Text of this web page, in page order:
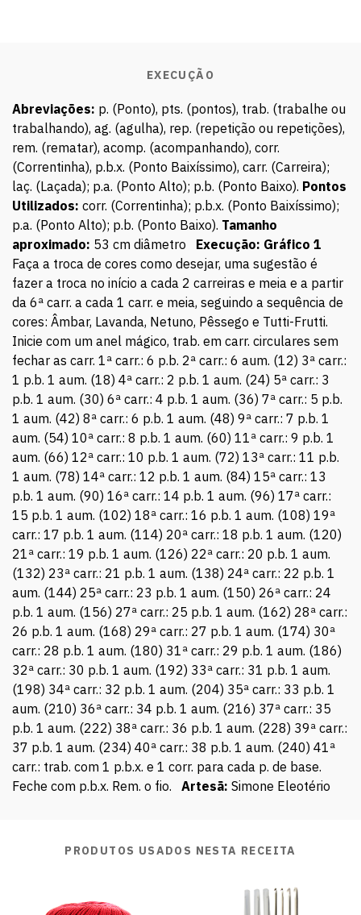
EXECUÇÃO
Abreviações: p. (Ponto), pts. (pontos), trab. (trabalhe ou
trabalhando), ag. (agulha), rep. (repetição ou repetições),
rem. (rematar), acomp. (acompanhando), corr.
(Correntinha), p.b.x. (Ponto Baixíssimo), carr. (Carreira);
laç. (Laçada); p.a. (Ponto Alto); p.b. (Ponto Baixo). Pontos
Utilizados: corr. (Correntinha); p.b.x. (Ponto Baixíssimo);
p.a. (Ponto Alto); p.b. (Ponto Baixo). Tamanho
aproximado: 53 cm diâmetro Execução: Gráfico 1
Faça a troca de cores como desejar, uma sugestão é
fazer a troca no início a cada 2 carreiras e meia e a partir
da 6ª carr. a cada 1 carr. e meia, seguindo a sequência de
cores: Âmbar, Lavanda, Netuno, Pêssego e Tutti-Frutti.
Inicie com um anel mágico, trab. em carr. circulares sem
fechar as carr. 1ª carr.: 6 p.b. 2ª carr.: 6 aum. (12) 3ª carr.:
1 p.b. 1 aum. (18) 4ª carr.: 2 p.b. 1 aum. (24) 5ª carr.: 3
p.b. 1 aum. (30) 6ª carr.: 4 p.b. 1 aum. (36) 7ª carr.: 5 p.b.
1 aum. (42) 8ª carr.: 6 p.b. 1 aum. (48) 9ª carr.: 7 p.b. 1
aum. (54) 10ª carr.: 8 p.b. 1 aum. (60) 11ª carr.: 9 p.b. 1
aum. (66) 12ª carr.: 10 p.b. 1 aum. (72) 13ª carr.: 11 p.b.
1 aum. (78) 14ª carr.: 12 p.b. 1 aum. (84) 15ª carr.: 13
p.b. 1 aum. (90) 16ª carr.: 14 p.b. 1 aum. (96) 17ª carr.:
15 p.b. 1 aum. (102) 18ª carr.: 16 p.b. 1 aum. (108) 19ª
carr.: 17 p.b. 1 aum. (114) 20ª carr.: 18 p.b. 1 aum. (120)
21ª carr.: 19 p.b. 1 aum. (126) 22ª carr.: 20 p.b. 1 aum.
(132) 23ª carr.: 21 p.b. 1 aum. (138) 24ª carr.: 22 p.b. 1
aum. (144) 25ª carr.: 23 p.b. 1 aum. (150) 26ª carr.: 24
p.b. 1 aum. (156) 27ª carr.: 25 p.b. 1 aum. (162) 28ª carr.:
26 p.b. 1 aum. (168) 29ª carr.: 27 p.b. 1 aum. (174) 30ª
carr.: 28 p.b. 1 aum. (180) 31ª carr.: 29 p.b. 1 aum. (186)
32ª carr.: 30 p.b. 1 aum. (192) 33ª carr.: 31 p.b. 1 aum.
(198) 34ª carr.: 32 p.b. 1 aum. (204) 35ª carr.: 33 p.b. 1
aum. (210) 36ª carr.: 34 p.b. 1 aum. (216) 37ª carr.: 35
p.b. 1 aum. (222) 38ª carr.: 36 p.b. 1 aum. (228) 39ª carr.:
37 p.b. 1 aum. (234) 40ª carr.: 38 p.b. 1 aum. (240) 41ª
carr.: trab. com 1 p.b.x. e 1 corr. para cada p. de base.
Feche com p.b.x. Rem. o fio. Artesã: Simone Eleotério
PRODUTOS USADOS NESTA RECEITA